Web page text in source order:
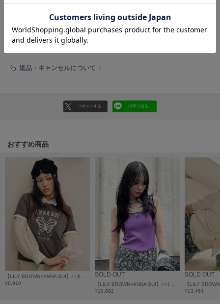
GRAMICCI
LAATO
ラート
le coq sportif
ルコックスポルティフ
LeSportsac
レスポートサック
レビューを書く
レビューはマイページのご注文履歴から投稿いただけます
返品・キャンセルについて
リポストする LINEで送る
おすすめ商品
¥8,910
SOLD OUT
¥10,692
SOLD OUT
¥13,464